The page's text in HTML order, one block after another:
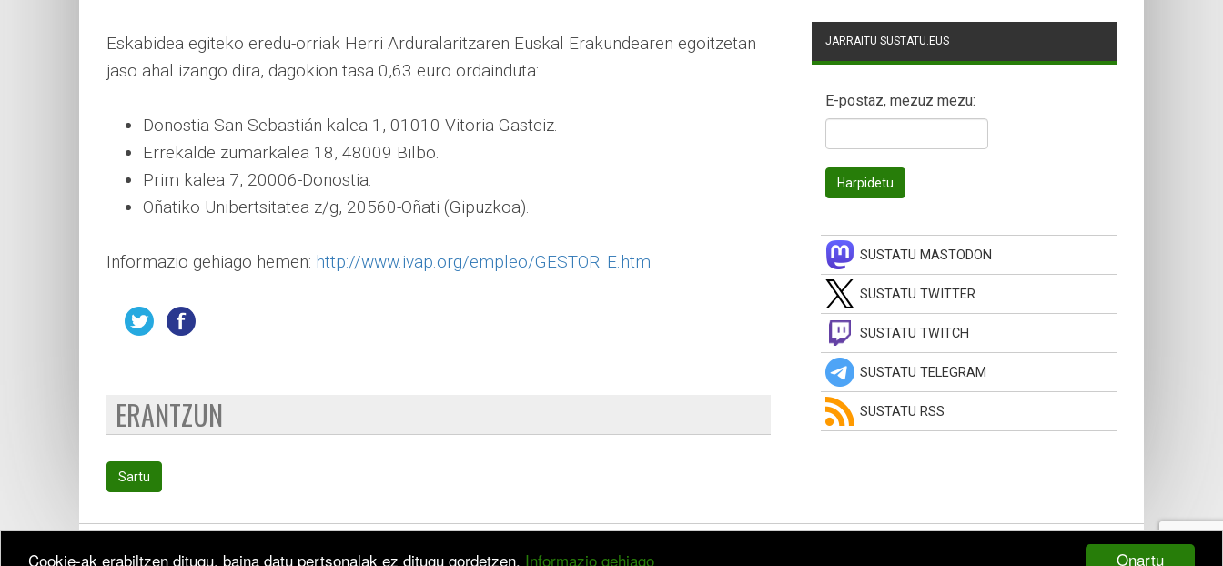
Onartu
Cookie-ak erabiltzen ditugu, baina datu pertsonalak ez ditugu gordetzen. Informazio gehiago
Eskabidea egiteko eredu-orriak Herri Arduralaritzaren Euskal Erakundearen egoitzetan
jaso ahal izango dira, dagokion tasa 0,63 euro ordainduta:
Donostia-San Sebastián kalea 1, 01010 Vitoria-Gasteiz.
Errekalde zumarkalea 18, 48009 Bilbo.
Prim kalea 7, 20006-Donostia.
Oñatiko Unibertsitatea z/g, 20560-Oñati (Gipuzkoa).
Informazio gehiago hemen: http://www.ivap.org/empleo/GESTOR_E.htm
ERANTZUN
Sartu
JARRAITU SUSTATU.EUS
E-postaz, mezuz mezu:
SUSTATU MASTODON
SUSTATU TWITTER
SUSTATU TWITCH
SUSTATU TELEGRAM
SUSTATU RSS